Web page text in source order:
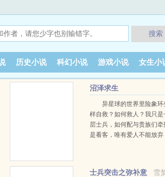
搜索
历史小说 科幻小说 游戏小说 女生小
沼泽求生
异星球的世界里险象环
样自救？如何救人？我只是
层士兵，如何配与贵族们牵
是看客，唯有爱人不能放弃
雪
士兵突击之弥补意